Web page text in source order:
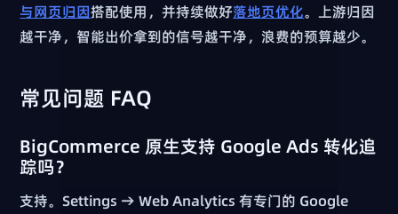
与网页归因搭配使用，并持续做好落地页优化。上游归因
越干净，智能出价拿到的信号越干净，浪费的预算越少。
常见问题 FAQ
BigCommerce 原生支持 Google Ads 转化追
踪吗？
支持。Settings → Web Analytics 有专门的 Google